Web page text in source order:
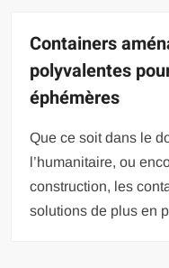
Containers
polyvalentes
éphémères
Que ce soit dans le
l’humanitaire, ou
construction, les
solutions de plus en